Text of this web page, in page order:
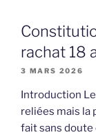
rachat 18
3 MARS 2026
Introduction
reliées mais la
fait sans doute